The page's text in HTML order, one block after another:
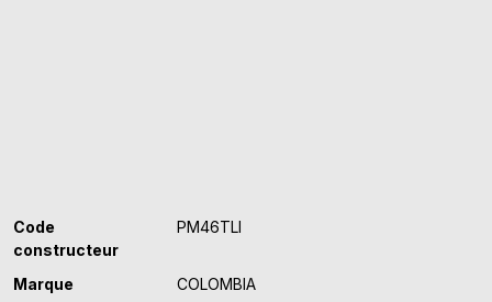
Code
constructeur
PM46TLI
Marque
COLOMBIA